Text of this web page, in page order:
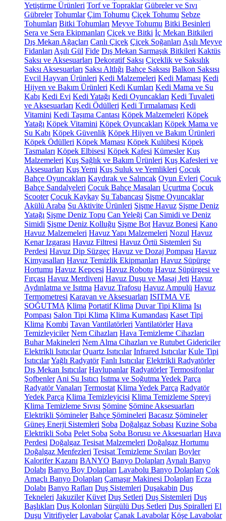
Yetiştirme Ürünleri Torf ve Topraklar Gübreler ve Sıvı
Gübreler Tohumlar Çim Tohumu Çiçek Tohumu Sebze
Tohumları Bitki Tohumları Meyve Tohumu Bitki Besinleri
Sera ve Sera Ekipmanları Çiçek ve Bitki İç Mekan Bitkileri
Dış Mekan Ağaçları Canlı Çiçek Çiçek Soğanları Aşılı Meyve
Fidanları Aşılı Gül Fide Dış Mekan Sarmaşık Bitkileri Kaktüs
Saksı ve Aksesuarları Dekoratif Saksı Çiçeklik ve Saksılık
Saksı Aksesuarları Saksı Altlığı Bahçe Saksısı Balkon Saksısı
Evcil Hayvan Ürünleri Kedi Malzemeleri Kedi Maması Kedi
Hijyen ve Bakım Ürünleri Kedi Kumları Kedi Mama ve Su
Kabı Kedi Evi Kedi Yatağı Kedi Oyuncakları Kedi Tuvaleti
ve Aksesuarları Kedi Ödülleri Kedi Tırmalaması Kedi
Vitamini Kedi Taşıma Çantası Köpek Malzemeleri Köpek
Yatağı Köpek Vitamini Köpek Oyuncakları Köpek Mama ve
Su Kabı Köpek Güvenlik Köpek Hijyen ve Bakım Ürünleri
Köpek Ödülleri Köpek Maması Köpek Kulübesi Köpek
Tasmaları Köpek Elbisesi Köpek Kafesi Kümesler Kuş
Malzemeleri Kuş Sağlık ve Bakım Ürünleri Kuş Kafesleri ve
Aksesuarları Kuş Yemi Kuş Suluk ve Yemlikleri Çocuk
Bahçe Oyuncakları Kaydırak ve Salıncak Oyun Evleri Çocuk
Bahçe Sandalyeleri Çocuk Bahçe Masaları Uçurtma Çocuk
Scooter Çocuk Kaykay Su Tabancası Şişme Oyuncaklar
Akülü Araba Su Aktivite Ürünleri Şişme Havuz Şişme Deniz
Yatağı Şişme Deniz Topu Can Yeleği Can Simidi ve Deniz
Simidi Şişme Deniz Kolluğu Şişme Bot Havuz Bonesi Kano
Havuz Malzemeleri Havuz Yapı Malzemeleri Nozul Havuz
Kenar Izgarası Havuz Filtresi Havuz Örtü Sistemleri Su
Perdesi Havuz Dip Süzgeç Havuz ve Dozaj Pompası Havuz
Kimyasalları Havuz Temizlik Ekipmanları Havuz Süpürge
Hortumu Havuz Kepçesi Havuz Robotu Havuz Süpürgesi ve
Fırçası Havuz Merdiveni Havuz Duşu ve Masaj Jeti Havuz
Aydınlatma ve Isıtma Havuz Trafosu Havuz Ampulü Havuz
Termometresi Karavan ve Aksesuarları ISITMA VE
SOĞUTMA Klima Portatif Klima Duvar Tipi Klima Isı
Pompası Salon Tipi Klima Klima Kumandası Kaset Tipi
Klima Kombi Tavan Vantilatörleri Vantilatörler Hava
Temizleyiciler Nem Cihazları Hava Temizleme Cihazları
Buhar Makineleri Nem Alma Cihazları ve Rutubet Gidericiler
Elektrikli Isıtıcılar Quartz Isıtıcılar Infrared Isıtıcılar Kule Tipi
IsıtıcılarYağlı Radyatör Fanlı Isıtıcılar Elektrikli Radyatörler
Dış Mekan Isıtıcılar Havlupanlar Radyatörler Termosifonlar
Şofbenler Ani Su Isıtıcı Isıtma ve Soğutma Yedek Parça
Radyatör Vanaları Termostat Klima Yedek Parça Radyatör
Yedek Parça Klima Temizleyicisi Klima Temizleme Spreyi
Klima Temizleme Sıvısı Şömine Şömine Aksesuarları
Elektrikli Şömineler Bahçe Şömineleri Bacasız Şömineler
Güneş Enerji Sistemleri Soba Doğalgaz Sobası Kuzine Soba
Elektrikli Soba Pelet Soba Soba Borusu ve Aksesuarları Hava
Perdesi Doğalgaz Tesisat Malzemeleri Doğalgaz Hortumu
Doğalgaz Menfezleri Tesisat Temizleme Sıvıları Boyler
Kalorifer Kazanı BANYO Banyo Dolapları Aynalı Banyo
Dolabı Banyo Boy Dolapları Lavabolu Banyo Dolapları Çok
Amaçlı Banyo Dolapları Çamaşır Makinesi Dolapları Ecza
Dolabı Banyo Rafları Duş Sistemleri Duşakabin Duş
Tekneleri Jakuziler Küvet Duş Setleri Duş Sistemleri Duş
Başlıkları Duş Kolonları Sürgülü Duş Setleri Duş Spiralleri El
Duşu Vitrifiyeler Lavabolar Çanak Lavabolar Köşe Lavabolar